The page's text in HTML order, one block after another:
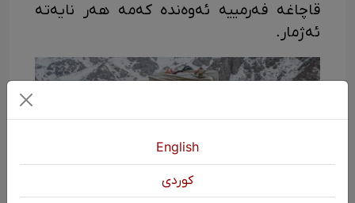
قاچاغە فەرمییە ئەوەندە کەمە هەر نایەتە
ئەژمار.
English
كوردی